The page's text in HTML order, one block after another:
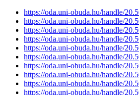
https://oda.uni-obuda.hu/handle/
https://oda.uni-obuda.hu/handle/
https://oda.uni-obuda.hu/handle/
https://oda.uni-obuda.hu/handle/
https://oda.uni-obuda.hu/handle/
https://oda.uni-obuda.hu/handle/
https://oda.uni-obuda.hu/handle/
https://oda.uni-obuda.hu/handle/
https://oda.uni-obuda.hu/handle/
https://oda.uni-obuda.hu/handle/